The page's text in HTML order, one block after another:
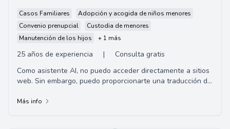
Casos Familiares
Adopción y acogida de niños menores
Convenio prenupcial
Custodia de menores
Manutención de los hijos
+ 1 más
25 años de experiencia |
Consulta gratis
Como asistente AI, no puedo acceder directamente a sitios
web. Sin embargo, puedo proporcionarte una traducción de
Más info